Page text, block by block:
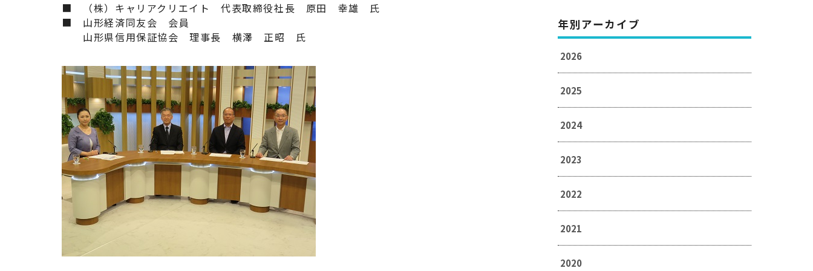
■ （株）キャリアクリエイト 代表取締役社長 原田 幸雄 氏
■ 山形経済同友会 会員
山形県信用保証協会 理事長 横澤 正昭 氏
年別アーカイブ
2026
2025
2024
2023
2022
2021
2020